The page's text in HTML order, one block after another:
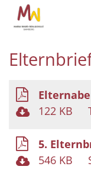
Zum Inhalt
122 KB
5.
546 KB